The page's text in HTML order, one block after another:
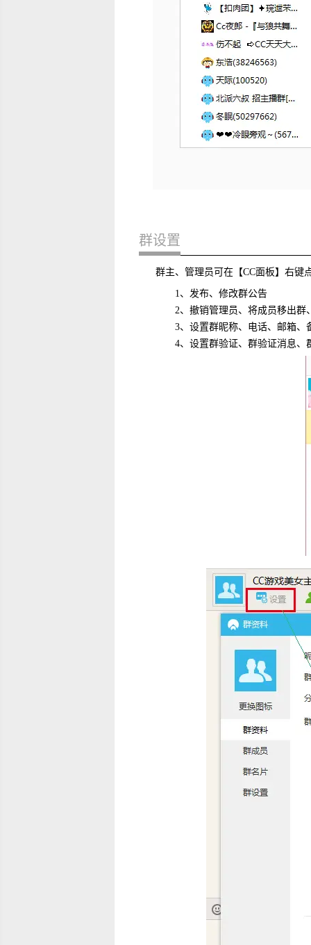
群设置
群主、管理员可在【CC面板】右键
1、发布、修改群公告
2、撤销管理员、将成员移出群、
3、设置群昵称、电话、邮箱、
4、设置群验证、群验证消息、群